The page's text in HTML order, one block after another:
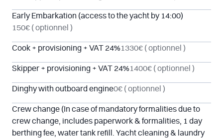
Early Embarkation (access to the yacht by 14:00)
150€ ( optionnel )
Cook + provisioning + VAT 24%1330€ ( optionnel )
Skipper + provisioning + VAT 24%1400€ ( optionnel )
Dinghy with outboard engine0€ ( optionnel )
Crew change (In case of mandatory formalities due to
crew change, includes paperwork & formalities, 1 day
berthing fee, water tank refill. Yacht cleaning & laundry